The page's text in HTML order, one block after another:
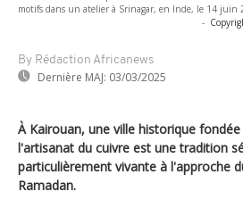
motifs dans un atelier à Srinagar, en Inde, le 14 juin
-
By Rédaction Africanews
Dernière MAJ: 03/03/2025
À Kairouan, une ville historique
l'artisanat du cuivre est une tradition
particulièrement vivante à l'approche
Ramadan.